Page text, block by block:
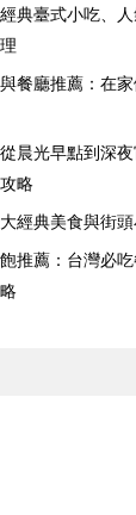
典臺式小吃、
餐廳推薦：在
晨光早點到深
略
經典美食與街
推薦：台灣必